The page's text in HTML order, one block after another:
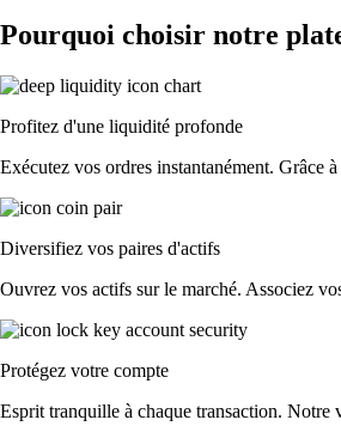
Pourquoi choisir notre
Profitez d'une liquidité profonde
Exécutez vos ordres instantanément. Grâce
Diversifiez vos paires d'actifs
Ouvrez vos actifs sur le marché. Associez
Protégez votre compte
Esprit tranquille à chaque transaction. Notre